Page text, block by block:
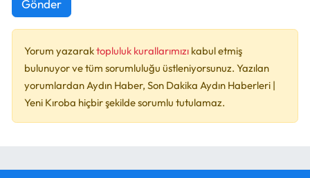
Gönder
Yorum yazaraktopluluk kurallarımızı kabul etmiş
bulunuyor ve tüm sorumluluğu üstleniyorsunuz. Yazılan
yorumlardan Aydın Haber, Son Dakika Aydın Haberleri |
Yeni Kıroba hiçbir şekilde sorumlu tutulamaz.